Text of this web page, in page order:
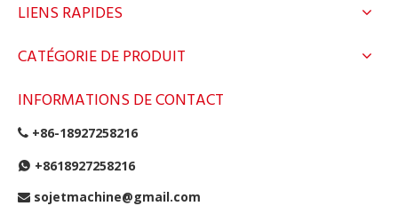
LIENS RAPIDES
CATÉGORIE DE PRODUIT
INFORMATIONS DE CONTACT
 +86-18927258216
 +8618927258216
 sojetmachine@gmail.com